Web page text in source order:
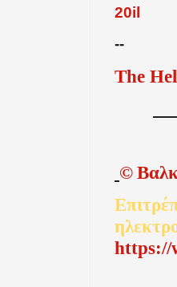
20il
--
The
©
https://